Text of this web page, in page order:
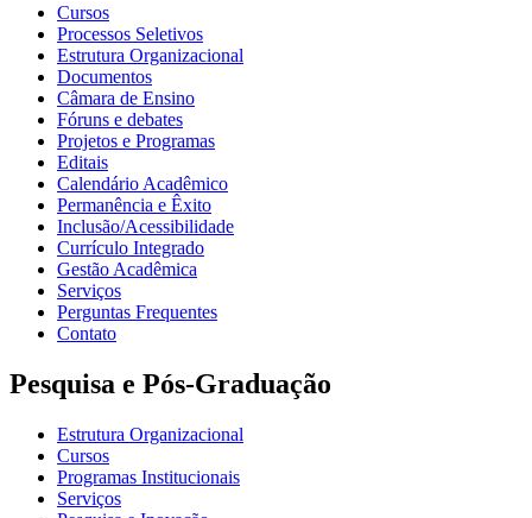
Cursos
Processos Seletivos
Estrutura Organizacional
Documentos
Câmara de Ensino
Fóruns e debates
Projetos e Programas
Editais
Calendário Acadêmico
Permanência e Êxito
Inclusão/Acessibilidade
Currículo Integrado
Gestão Acadêmica
Serviços
Perguntas Frequentes
Contato
Pesquisa e Pós-Graduação
Estrutura Organizacional
Cursos
Programas Institucionais
Serviços